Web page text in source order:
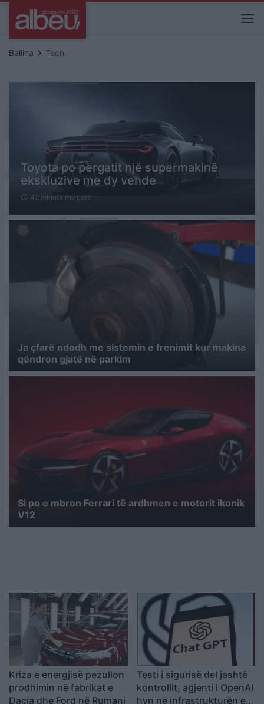
Ballina keyboard_arrow_right Tech
Toyota po përgatit një supermakinë
ekskluzive me dy vende
schedule 42 minuta me parë
Ja çfarë ndodh me sistemin e frenimit kur makina
qëndron gjatë në parkim
Si po e mbron Ferrari të ardhmen e motorit ikonik
V12
Kriza e energjisë pezullon
prodhimin në fabrikat e
Dacia dhe Ford në Rumani
Testi i sigurisë del jashtë
kontrollit, agjenti i OpenAI
hyn në infrastrukturën e